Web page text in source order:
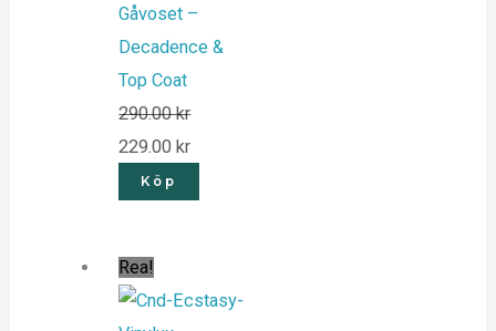
Gåvoset –
Decadence &
Top Coat
290.00kr
229.00 kr
Köp
Rea!